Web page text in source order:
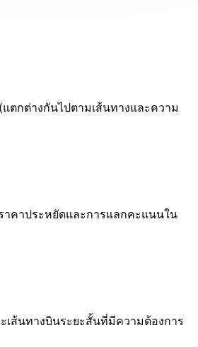
ตกต่างกันไปตามเส้นทางและความ
าคาประหยัดและการแลกคะแนนใน
เส้นทางบินระยะสั้นที่มีความต้องการ